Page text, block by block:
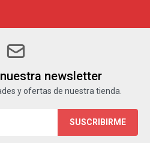
newsletter
y ofertas de nuestra tienda.
SUSCRIBIRME